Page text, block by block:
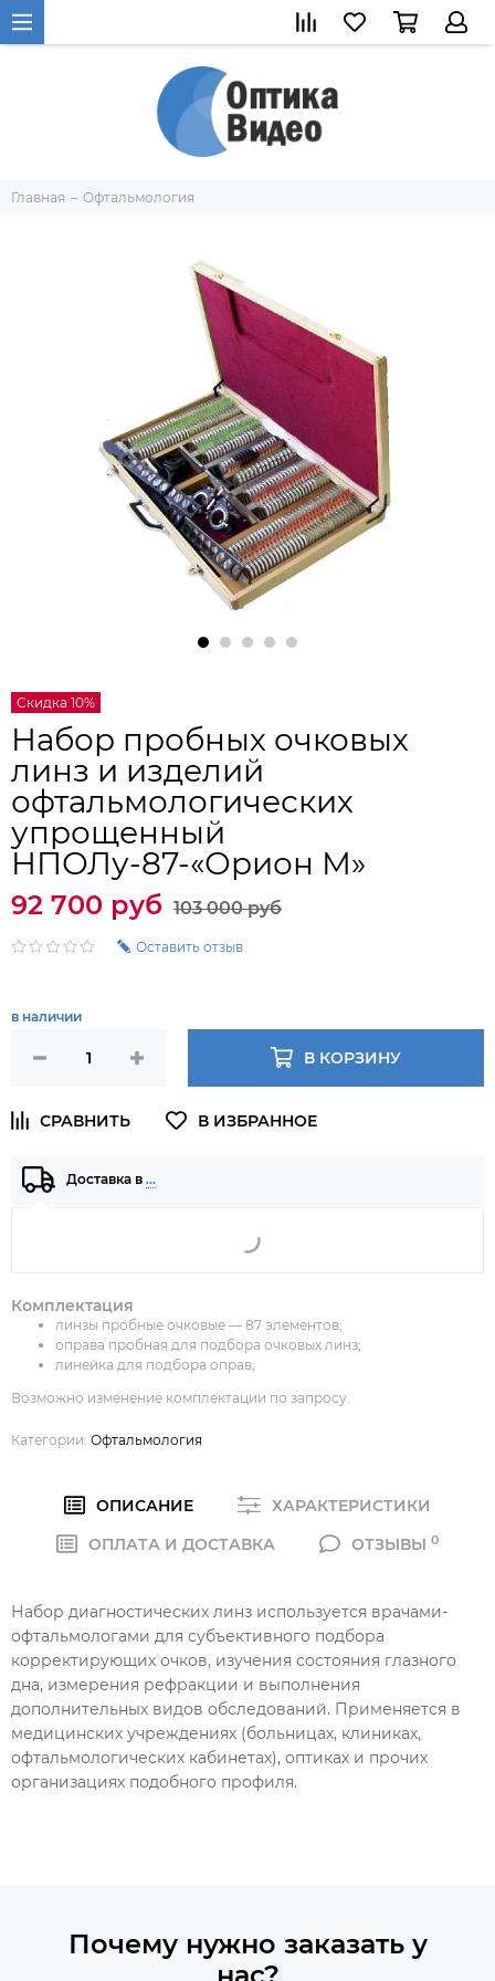
Главная Офтальмология
Скидка 10%
Набор пробных очковых
линз и изделий
офтальмологических
упрощенный
НПОЛу-87-«Орион М»
92 700 руб 103 000 руб
Оставить отзыв
в наличии
В КОРЗИНУ
Доставка в …
Комплектация
линзы пробные очковые — 87 элементов;
оправа пробная для подбора очковых линз;
линейка для подбора оправ;
Возможно изменение комплектации по запросу.
Категории: Офтальмология
ОПИСАНИЕ
ХАРАКТЕРИСТИКИ
ОПЛАТА И ДОСТАВКА
ОТЗЫВЫ 0
Набор диагностических линз используется врачами-
офтальмологами для субъективного подбора
корректирующих очков, изучения состояния глазного
дна, измерения рефракции и выполнения
дополнительных видов обследований. Применяется в
медицинских учреждениях (больницах, клиниках,
офтальмологических кабинетах), оптиках и прочих
организациях подобного профиля.
Почему нужно заказать у